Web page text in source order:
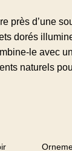
près d’une
dorés
le avec
naturels